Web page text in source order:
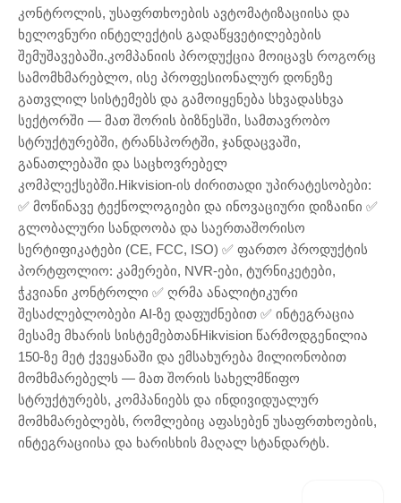
კონტროლის, უსაფრთხოების ავტომატიზაციისა და
ხელოვნური ინტელექტის გადაწყვეტილებების
შემუშავებაში.კომპანიის პროდუქცია მოიცავს როგორც
სამომხმარებლო, ისე პროფესიონალურ დონეზე
გათვლილ სისტემებს და გამოიყენება სხვადასხვა
სექტორში — მათ შორის ბიზნესში, სამთავრობო
სტრუქტურებში, ტრანსპორტში, ჯანდაცვაში,
განათლებაში და საცხოვრებელ
კომპლექსებში.Hikvision-ის ძირითადი უპირატესობები:
✅ მოწინავე ტექნოლოგიები და ინოვაციური დიზაინი ✅
გლობალური სანდოობა და საერთაშორისო
სერტიფიკატები (CE, FCC, ISO) ✅ ფართო პროდუქტის
პორტფოლიო: კამერები, NVR-ები, ტურნიკეტები,
ჭკვიანი კონტროლი ✅ ღრმა ანალიტიკური
შესაძლებლობები AI-ზე დაფუძნებით ✅ ინტეგრაცია
მესამე მხარის სისტემებთანHikvision წარმოდგენილია
150-ზე მეტ ქვეყანაში და ემსახურება მილიონობით
მომხმარებელს — მათ შორის სახელმწიფო
სტრუქტურებს, კომპანიებს და ინდივიდუალურ
მომხმარებლებს, რომლებიც აფასებენ უსაფრთხოების,
ინტეგრაციისა და ხარისხის მაღალ სტანდარტს.